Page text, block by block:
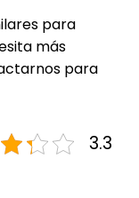
para
más
para
3.3